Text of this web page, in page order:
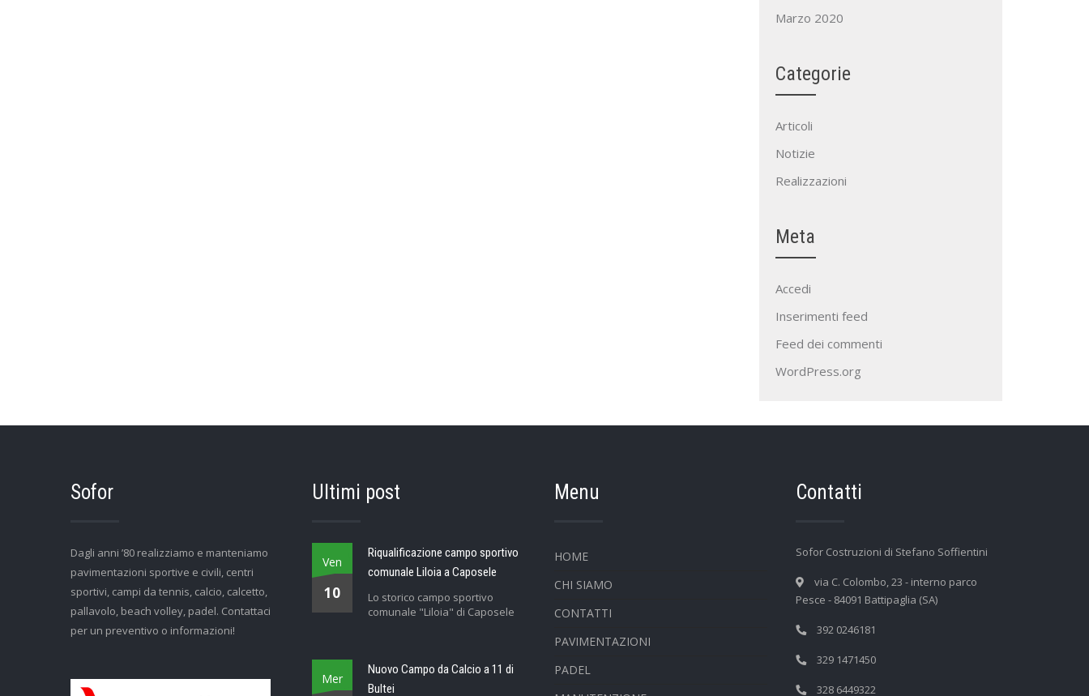
Marzo 2020
Categorie
Articoli
Notizie
Realizzazioni
Meta
Accedi
Inserimenti feed
Feed dei commenti
WordPress.org
Sofor
Dagli anni ’80 realizziamo e manteniamo
pavimentazioni sportive e civili, centri
sportivi, campi da tennis, calcio, calcetto,
pallavolo, beach volley, padel. Contattaci
per un preventivo o informazioni!
Ultimi post
Ven
10
Riqualificazione campo sportivo
comunale Liloia a Caposele
Lo storico campo sportivo
comunale "Liloia" di Caposele
Mer
Nuovo Campo da Calcio a 11 di
Bultei
Menu
HOME
CHI SIAMO
CONTATTI
PAVIMENTAZIONI
PADEL
Contatti
Sofor Costruzioni di Stefano Soffientini
via C. Colombo, 23 - interno parco
Pesce - 84091 Battipaglia (SA)
392 0246181
329 1471450
328 6449322